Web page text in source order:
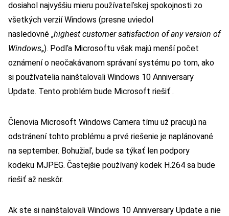
dosiahol najvyššiu mieru používateľskej spokojnosti zo
všetkých verzií Windows (presne uviedol
nasledovné „highest customer satisfaction of any version of
Windows„). Podľa Microsoftu však majú menší počet
oznámení o neočakávanom správaní systému po tom, ako
si používatelia nainštalovali Windows 10 Anniversary
Update. Tento problém bude Microsoft riešiť .
Členovia Microsoft Windows Camera tímu už pracujú na
odstránení tohto problému a prvé riešenie je naplánované
na september. Bohužiaľ, bude sa týkať len podpory
kodeku MJPEG. Častejšie používaný kodek H.264 sa bude
riešiť až neskôr.
Ak ste si nainštalovali Windows 10 Anniversary Update a nie